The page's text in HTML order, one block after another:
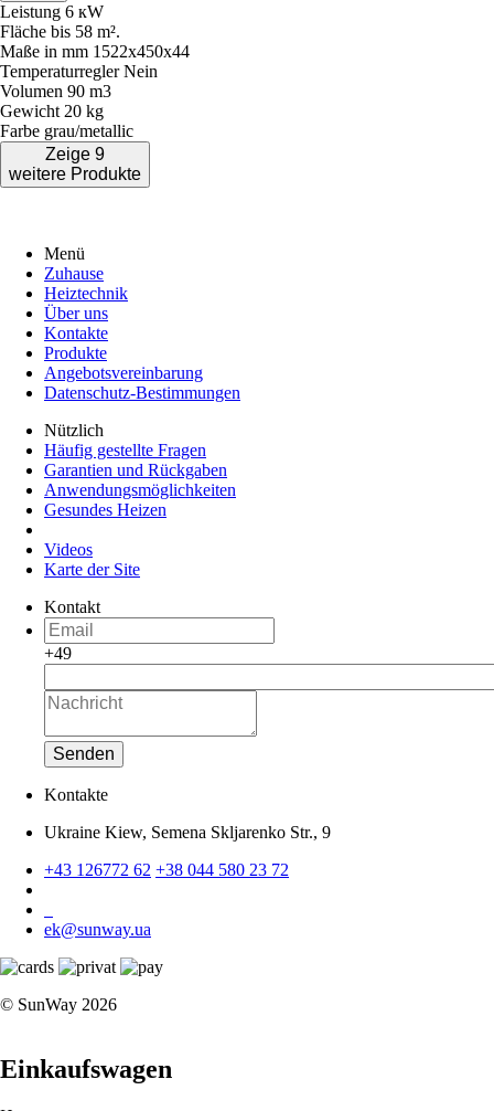
Leistung 6 кW
Fläche bis 58 m².
Maße in mm 1522х450х44
Temperaturregler Nein
Volumen 90 m3
Gewicht 20 kg
Farbe grau/metallic
Zeige 9
weitere Produkte
Menü
Zuhause
Heiztechnik
Über uns
Kontakte
Produkte
Angebotsvereinbarung
Datenschutz-Bestimmungen
Nützlich
Häufig gestellte Fragen
Garantien und Rückgaben
Anwendungsmöglichkeiten
Gesundes Heizen
Videos
Karte der Site
Kontakt
+49
Senden
Kontakte
Ukraine Kiew, Semena Skljarenko Str., 9
+43 126772 62 +38 044 580 23 72
ek@sunway.ua
© SunWay 2026
Einkaufswagen